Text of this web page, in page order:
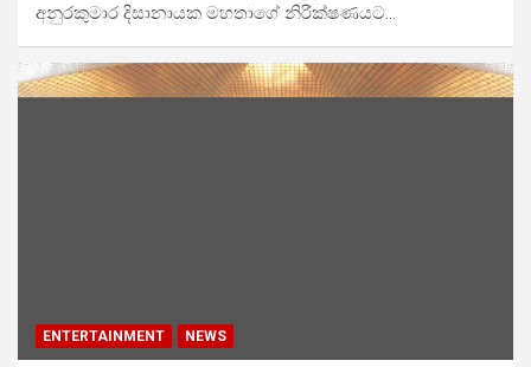
අනුරකුමාර දිසානායක මහතාගේ නිරීක්ෂණයට…
ENTERTAINMENT NEWS